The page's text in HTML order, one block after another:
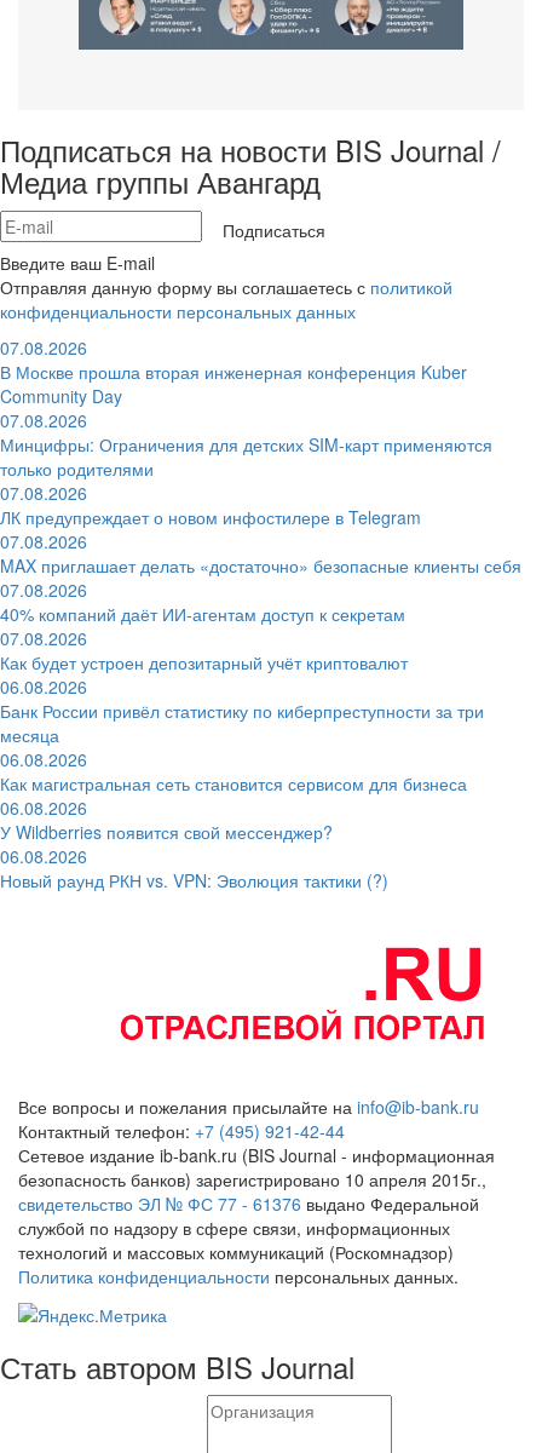
Подписаться на новости BIS Journal /
Медиа группы Авангард
Подписаться
Введите ваш E-mail
Отправляя данную форму вы соглашаетесь с политикой
конфиденциальности персональных данных
07.08.2026
В Москве прошла вторая инженерная конференция Kuber
Community Day
07.08.2026
Минцифры: Ограничения для детских SIM-карт применяются
только родителями
07.08.2026
ЛК предупреждает о новом инфостилере в Telegram
07.08.2026
MAX приглашает делать «достаточно» безопасные клиенты себя
07.08.2026
40% компаний даёт ИИ‑агентам доступ к секретам
07.08.2026
Как будет устроен депозитарный учёт криптовалют
06.08.2026
Банк России привёл статистику по киберпреступности за три
месяца
06.08.2026
Как магистральная сеть становится сервисом для бизнеса
06.08.2026
У Wildberries появится свой мессенджер?
06.08.2026
Новый раунд РКН vs. VPN: Эволюция тактики (?)
Все вопросы и пожелания присылайте на info@ib-bank.ru
Контактный телефон: +7 (495) 921-42-44
Сетевое издание ib-bank.ru (BIS Journal - информационная
безопасность банков) зарегистрировано 10 апреля 2015г.,
свидетельство ЭЛ № ФС 77 - 61376 выдано Федеральной
службой по надзору в сфере связи, информационных
технологий и массовых коммуникаций (Роскомнадзор)
Политика конфиденциальности персональных данных.
Стать автором BIS Journal